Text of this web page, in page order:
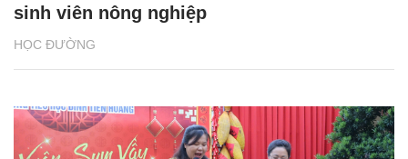
HỌC ĐƯỜNG
sinh viên nông nghiệp